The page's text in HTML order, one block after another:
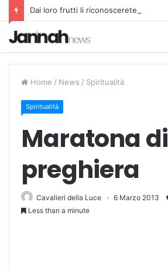
Dai loro frutti li riconoscerete
Home / News / Spiritualità
Spiritualità
Maratona di
preghiera
Cavalieri della Luce 6 Marzo 2013
Less than a minute